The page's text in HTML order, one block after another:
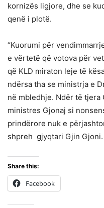
kornizës ligjore, dhe se
qenë i plotë.
“Kuorumi për
e vërtetë që votova për
që KLD miraton leje të
ndërsa tha se ministrja e
në mbledhje. Ndër të
ministres Gjonaj si
prindërore nuk e
shpreh gjyqtari Gjin Gjoni.
Share this:
Facebook